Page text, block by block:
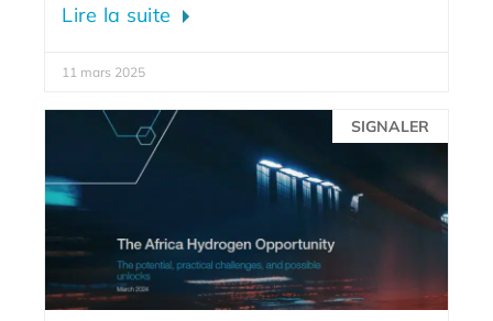
Lire la suite
11 mars 2025
SIGNALER